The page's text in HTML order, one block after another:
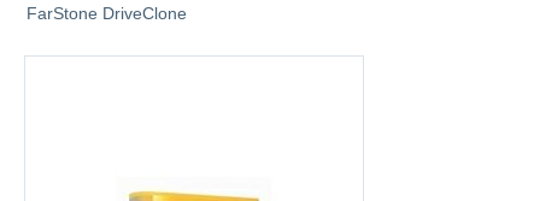
FarStone DriveClone